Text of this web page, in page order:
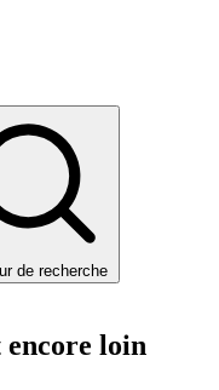
de recherche
loin